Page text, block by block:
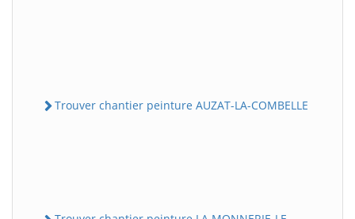
Trouver chantier peinture AUZAT-LA-COMBELLE